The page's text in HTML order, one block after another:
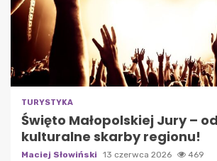
TURYSTYKA
Święto Małopolskiej Jury –
kulturalne skarby regionu!
Maciej Słowiński 13 czerwca 2026 469